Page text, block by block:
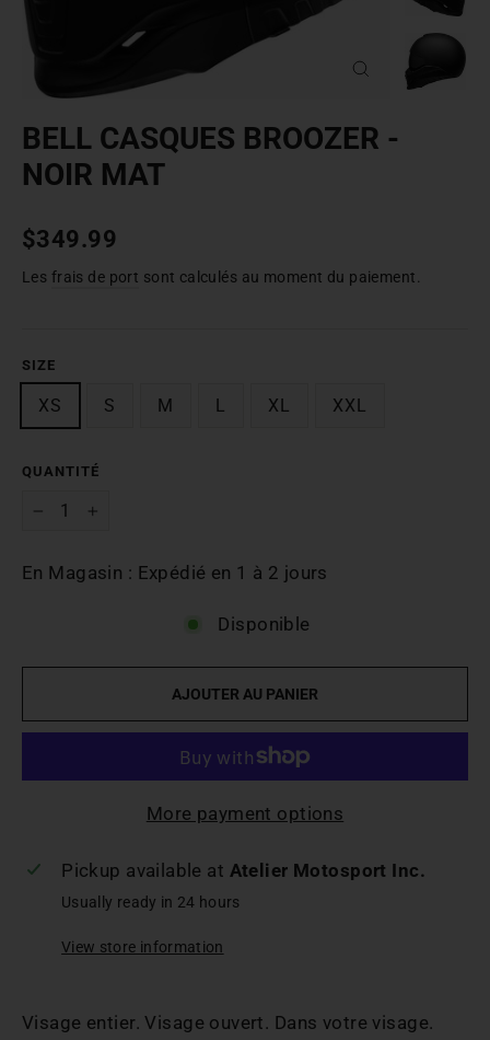
FERMER
BELL CASQUES BROOZER -
NOIR MAT
Prix
$349.99
Les frais de port sont calculés au moment du paiement.
SIZE
XS S M L XL XXL
QUANTITÉ
En Magasin : Expédié en 1 à 2 jours
Disponible
AJOUTER AU PANIER
More payment options
Pickup available at Atelier Motosport Inc.
Usually ready in 24 hours
View store information
Visage entier. Visage ouvert. Dans votre visage.